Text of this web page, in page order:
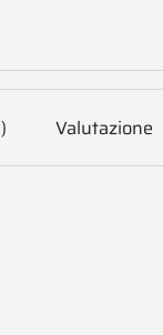
Valutazione